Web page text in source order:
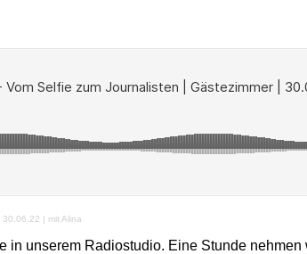
| mit Alina
in unserem Radiostudio. Eine Stunde